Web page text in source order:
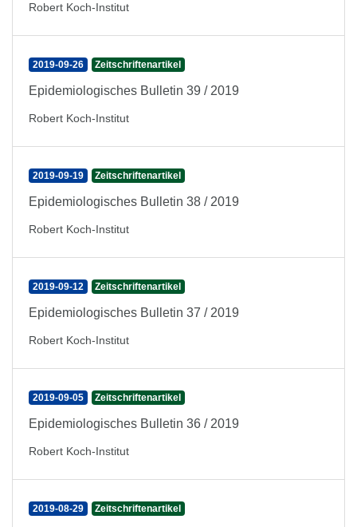
Robert Koch-Institut
2019-09-26 Zeitschriftenartikel
Epidemiologisches Bulletin 39 / 2019
Robert Koch-Institut
2019-09-19 Zeitschriftenartikel
Epidemiologisches Bulletin 38 / 2019
Robert Koch-Institut
2019-09-12 Zeitschriftenartikel
Epidemiologisches Bulletin 37 / 2019
Robert Koch-Institut
2019-09-05 Zeitschriftenartikel
Epidemiologisches Bulletin 36 / 2019
Robert Koch-Institut
2019-08-29 Zeitschriftenartikel